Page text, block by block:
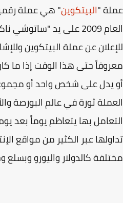
"البيتكوين" هي عملة
العام 2009 على يد
عن عملة البيتكوين
حتى هذا الوقت إذا ما كان
يدل على شخص واحد أو
ثورة في عالم البورصة
بها يتعاظم يوماً بعد
عبر الكثير من مواقع
كالدولار واليورو وبسلع